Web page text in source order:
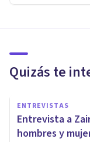
Quizás te
ENTREVISTAS
Entrevista a
hombres y